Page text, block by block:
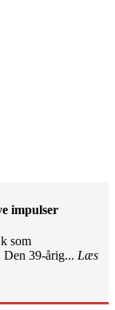
impulser
som
Den 39-årig... Læs